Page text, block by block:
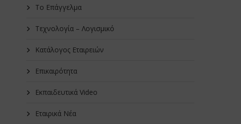
Το Επάγγελμα
Τεχνολογία – Λογισμικό
Κατάλογος Εταιρειών
Επικαιρότητα
Εκπαιδευτικά Video
Εταιρικά Νέα